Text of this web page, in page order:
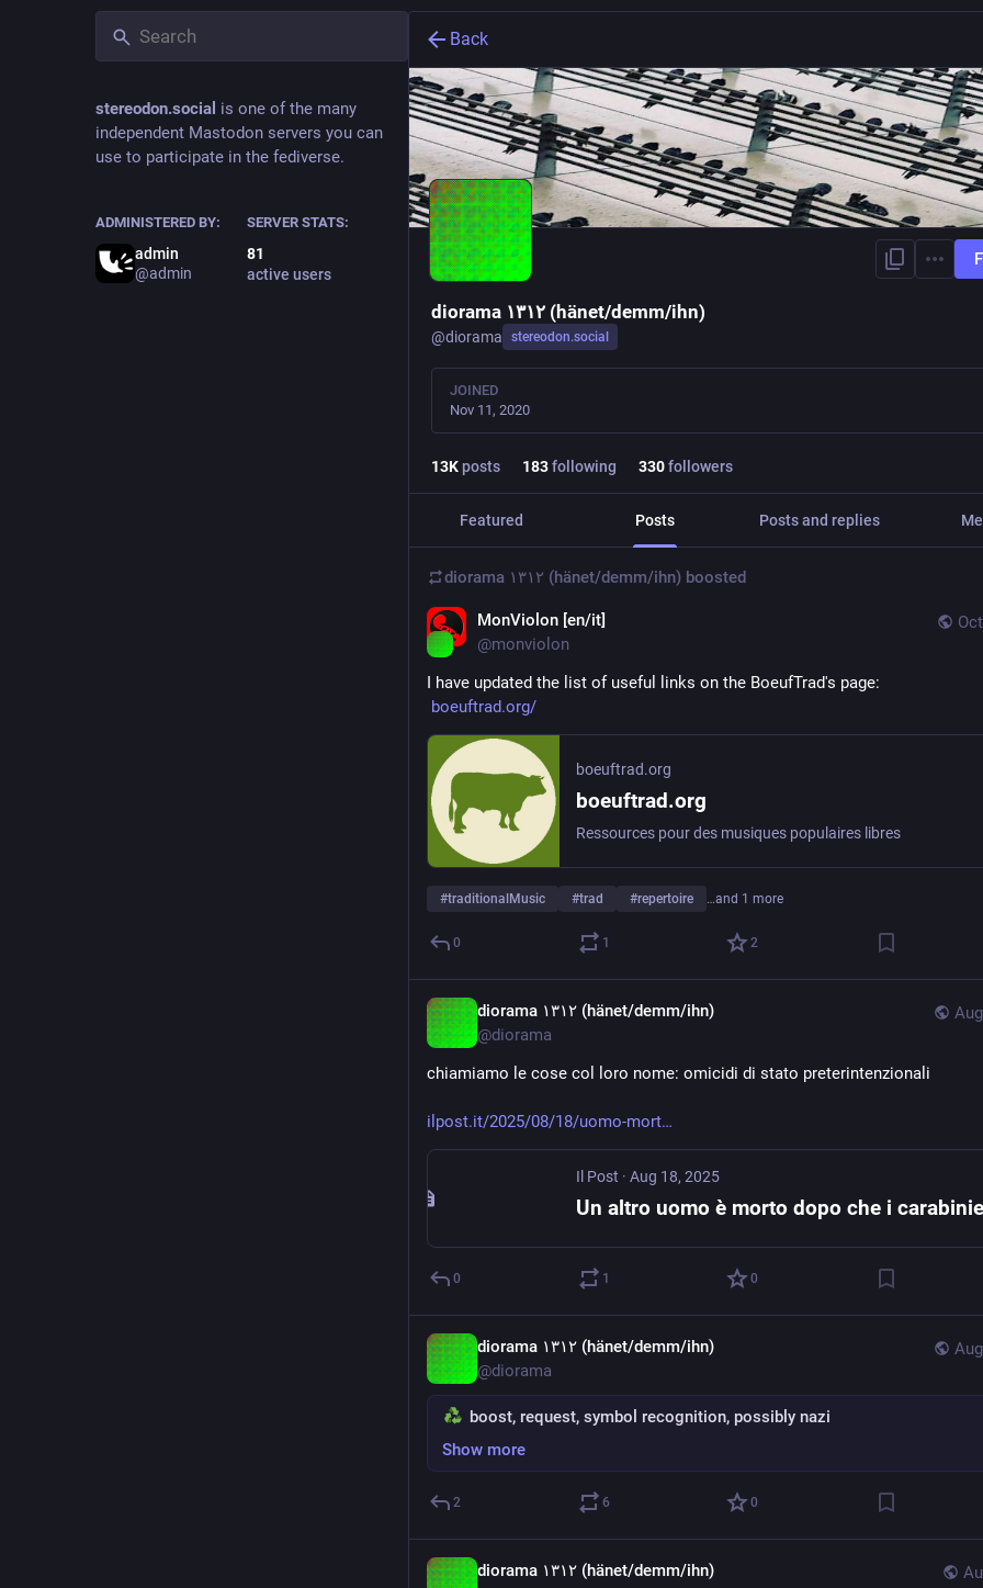
stereodon.social is one of the many
independent Mastodon servers you can
use to participate in the fediverse.
ADMINISTERED BY:
admin
@admin
SERVER STATS:
81
active users
Back
diorama ١٣١٢ (hänet/demm/ihn)
@diorama stereodon.social
JOINED
Nov 11, 2020
13Kposts 183following 330followers
Featured Posts Posts and replies
diorama ١٣١٢ (hänet/demm/ihn) boosted
MonViolon [en/it]
@monviolon
I have updated the list of useful links on the BoeufTrad's page:
boeuftrad.org/
boeuftrad.org
boeuftrad.org
Ressources pour des musiques populaires libres
#traditionalMusic #trad #repertoire …and 1 more
0 1 2
diorama ١٣١٢ (hänet/demm/ihn)
@diorama
chiamiamo le cose col loro nome: omicidi di stato preterintenzionali
ilpost.it/2025/08/18/uomo-mort
Il Post · Aug 18, 2025
0 1 0
diorama ١٣١٢ (hänet/demm/ihn)
@diorama
boost, request, symbol recognition, possibly nazi
Show more
2 6 0
diorama ١٣١٢ (hänet/demm/ihn)